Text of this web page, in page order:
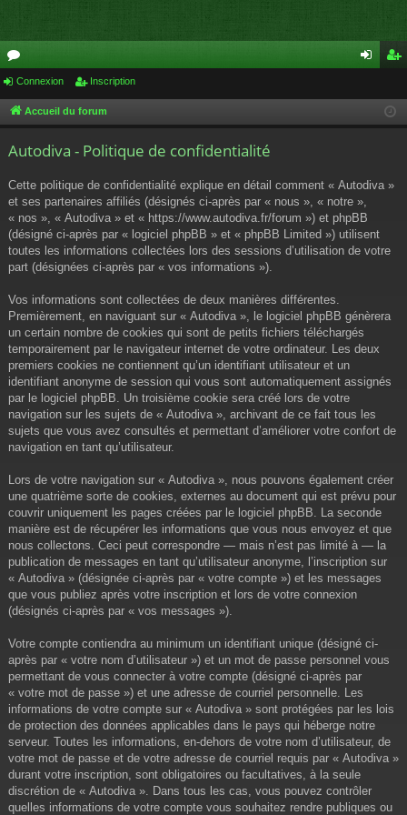
or
u cri
Connexion Inscription
Accueil du forum
Autodiva - Politique de confidentialité
Cette politique de confidentialité explique en détail comment « Autodiva »
et ses partenaires affiliés (désignés ci-après par « nous », « notre »,
« nos », « Autodiva » et « https://www.autodiva.fr/forum ») et phpBB
(désigné ci-après par « logiciel phpBB » et « phpBB Limited ») utilisent
toutes les informations collectées lors des sessions d’utilisation de votre
part (désignées ci-après par « vos informations »).
Vos informations sont collectées de deux manières différentes.
Premièrement, en naviguant sur « Autodiva », le logiciel phpBB génèrera
un certain nombre de cookies qui sont de petits fichiers téléchargés
temporairement par le navigateur internet de votre ordinateur. Les deux
premiers cookies ne contiennent qu’un identifiant utilisateur et un
identifiant anonyme de session qui vous sont automatiquement assignés
par le logiciel phpBB. Un troisième cookie sera créé lors de votre
navigation sur les sujets de « Autodiva », archivant de ce fait tous les
sujets que vous avez consultés et permettant d’améliorer votre confort de
navigation en tant qu’utilisateur.
Lors de votre navigation sur « Autodiva », nous pouvons également créer
une quatrième sorte de cookies, externes au document qui est prévu pour
couvrir uniquement les pages créées par le logiciel phpBB. La seconde
manière est de récupérer les informations que vous nous envoyez et que
nous collectons. Ceci peut correspondre — mais n’est pas limité à — la
publication de messages en tant qu’utilisateur anonyme, l’inscription sur
« Autodiva » (désignée ci-après par « votre compte ») et les messages
que vous publiez après votre inscription et lors de votre connexion
(désignés ci-après par « vos messages »).
Votre compte contiendra au minimum un identifiant unique (désigné ci-
après par « votre nom d’utilisateur ») et un mot de passe personnel vous
permettant de vous connecter à votre compte (désigné ci-après par
« votre mot de passe ») et une adresse de courriel personnelle. Les
informations de votre compte sur « Autodiva » sont protégées par les lois
de protection des données applicables dans le pays qui héberge notre
serveur. Toutes les informations, en-dehors de votre nom d’utilisateur, de
votre mot de passe et de votre adresse de courriel requis par « Autodiva »
durant votre inscription, sont obligatoires ou facultatives, à la seule
discrétion de « Autodiva ». Dans tous les cas, vous pouvez contrôler
quelles informations de votre compte vous souhaitez rendre publiques ou